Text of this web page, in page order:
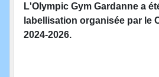
L'Olympic Gym Gardanne a
labellisation organisée par le
2024-2026.